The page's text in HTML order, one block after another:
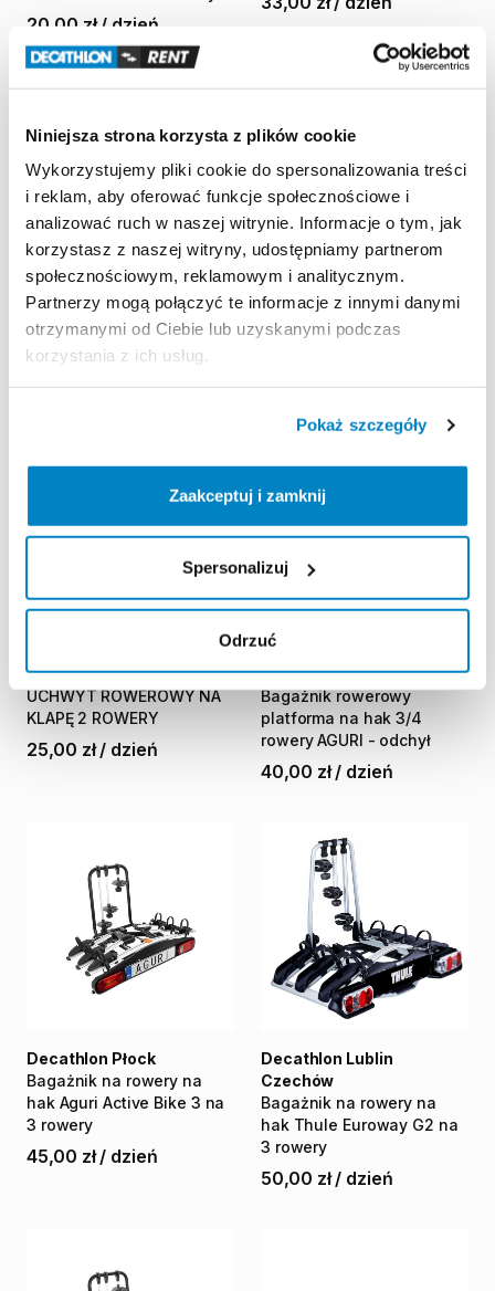
Niniejsza strona korzysta z plików cookie
Wykorzystujemy pliki cookie do spersonalizowania treści
i reklam, aby oferować funkcje społecznościowe i
analizować ruch w naszej witrynie. Informacje o tym, jak
korzystasz z naszej witryny, udostępniamy partnerom
społecznościowym, reklamowym i analitycznym.
Partnerzy mogą połączyć te informacje z innymi danymi
otrzymanymi od Ciebie lub uzyskanymi podczas
korzystania z ich usług.
Pokaż szczegóły
Zaakceptuj i zamknij
Spersonalizuj
Odrzuć
20,00 zł / dzień
Bagażnik na hak Thule
EuroRide 942 na 3 rowery
dlaKampera.pl
38,00 zł /dzień
Bagażnik na hak na
dlaKampera.pl
15,00 zł /dzień
UCHWYT ROWEROWY NA
KLAPĘ 2 ROWERY
Lepsza Podróż
25,00 zł / dzień
Bagażnik rowerowy
platforma na hak 3​/​4
rowery AGURI - odchył
Adventure Rent
40,00 zł / dzień
Bagażnik na rowery na
hak Aguri Active Bike 3 na
3 rowery
Decathlon Płock
45,00 zł / dzień
Bagażnik na rowery na
hak Thule Euroway G2 na
3 rowery
Decathlon Lublin
Czechów
50,00 zł / dzień